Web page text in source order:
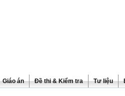
Giáo án Đề thi & Kiểm tra Tư liệu